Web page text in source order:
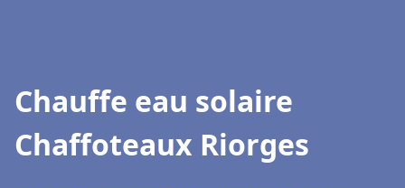
Chauffe eau solaire
Chaffoteaux Riorges